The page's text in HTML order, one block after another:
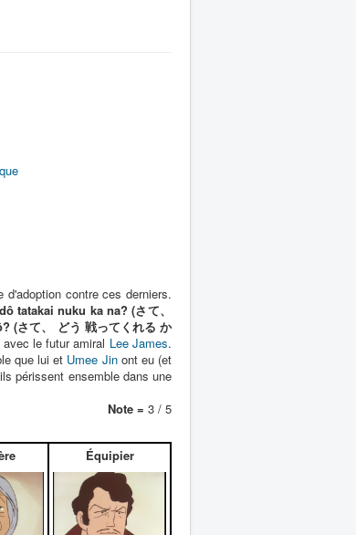
d'adoption contre ces derniers.
tatakai nuku ka na? (さて、
(さて、 どう 戦ってくれる か
le futur amiral Lee James.
que lui et Umee Jinont eu (et
périssent ensemble dans une
Note = 3 / 5
Équipier